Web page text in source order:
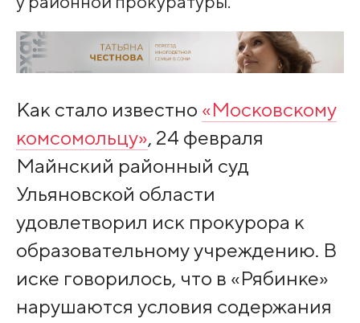
Как стало известно «Московскому
комсомольцу», 24 февраля
Майнский районный суд
Ульяновской области
удовлетворил иск прокурора к
образовательному учреждению. В
иске говорилось, что в «Рябинке»
нарушаются условия содержания